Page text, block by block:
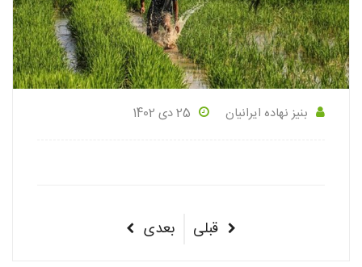
بنیز نهاده ایرانیان 25 دی 1402
پستقبلی
پست
بعدی